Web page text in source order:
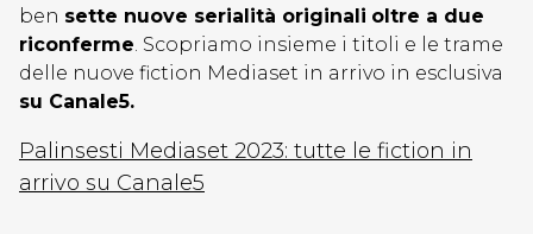
ben sette nuove serialità originali oltre a due
riconferme. Scopriamo insieme i titoli e le trame
delle nuove fiction Mediaset in arrivo in esclusiva
su Canale5.
Palinsesti Mediaset 2023: tutte le fiction in
arrivo su Canale5